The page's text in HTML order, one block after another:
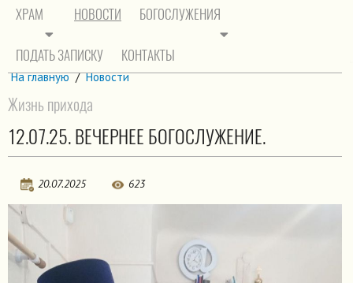
ХРАМ НОВОСТИ БОГОСЛУЖЕНИЯ
ПОДАТЬ ЗАПИСКУ КОНТАКТЫ
На главную / Новости
Жизнь прихода
12.07.25. ВЕЧЕРНЕЕ БОГОСЛУЖЕНИЕ.
20.07.2025 623